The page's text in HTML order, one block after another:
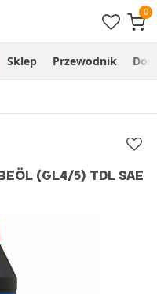
Sklep Przewodnik
(GL4/5) TDL SAE